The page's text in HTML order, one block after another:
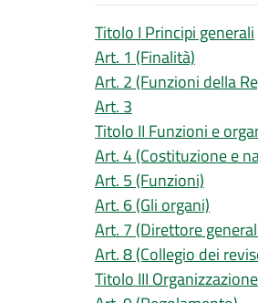
Titolo I Principi generali
Art. 1 (Finalità)
Art. 2 (Funzioni della
Art. 3
Titolo II Funzioni e
Art. 4 (Costituzione e
Art. 5 (Funzioni)
Art. 6 (Gli organi)
Art. 7 (Direttore
Art. 8 (Collegio dei
Titolo III